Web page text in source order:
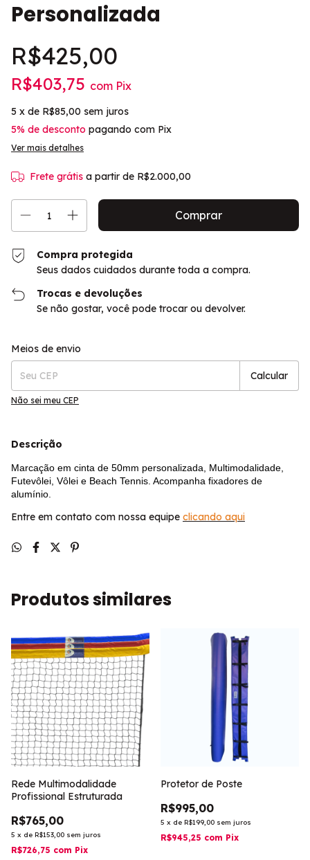
Personalizada
R$425,00
R$403,75 com Pix
5 x de R$85,00 sem juros
5% de desconto pagando com Pix
Ver mais detalhes
Frete grátis a partir de R$2.000,00
Compra protegida
Seus dados cuidados durante toda a compra.
Trocas e devoluções
Se não gostar, você pode trocar ou devolver.
Entregas para o CEP:
Meios de envio
Calcular
Não sei meu CEP
Descrição
Marcação em cinta de 50mm personalizada, Multimodalidade,
Futevôlei, Vôlei e Beach Tennis. Acompanha fixadores de
alumínio.
Entre em contato com nossa equipe clicando aqui
Produtos similares
Rede Multimodalidade
Profissional Estruturada
R$765,00
5 x de R$153,00 sem juros
R$726,75 com Pix
Protetor de Poste
R$995,00
5 x de R$199,00 sem juros
R$945,25 com Pix